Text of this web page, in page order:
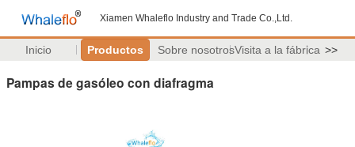
Xiamen Whaleflo Industry and Trade Co.,Ltd.
Inicio Productos Sobre nosotrosVisita a la fábrica >>
Pampas de gasóleo con diafragma